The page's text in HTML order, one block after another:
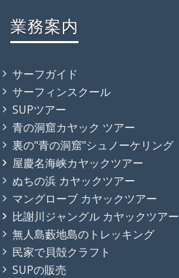
業務案内
サーフガイド
サーフィンスクール
SUPツアー
青の洞窟カヤック ツアー
裏の"青の洞窟"シュノーケリング
屋慶名海峡カヤックツアー
ぬちの浜 カヤックツアー
マングローブ カヤックツアー
比謝川ジャングル カヤックツアー
無人島藪地島のトレッキング
民家で貝殻クラフト
SUPの販売